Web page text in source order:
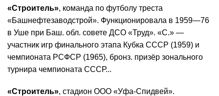
«Строитель», команда по футболу треста
«Башнефтезаводстрой». Функционировала в 1959—76
в Уше при Баш. обл. совете ДСО «Труд». «С.» —
участник игр финального этапа Кубка СССР (1959) и
чемпионата РСФСР (1965), бронз. призёр зонального
турнира чемпионата СССР...
«Строитель», стадион ООО «Уфа-Спидвей».